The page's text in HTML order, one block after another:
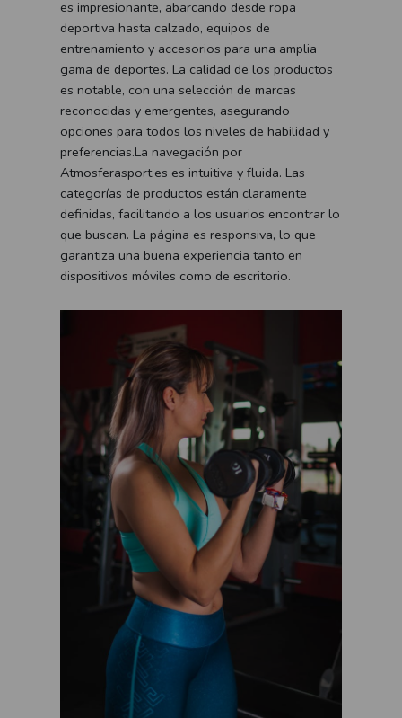
es impresionante, abarcando desde ropa
deportiva hasta calzado, equipos de
entrenamiento y accesorios para una amplia
gama de deportes. La calidad de los productos
es notable, con una selección de marcas
reconocidas y emergentes, asegurando
opciones para todos los niveles de habilidad y
preferencias.La navegación por
Atmosferasport.es es intuitiva y fluida. Las
categorías de productos están claramente
definidas, facilitando a los usuarios encontrar lo
que buscan. La página es responsiva, lo que
garantiza una buena experiencia tanto en
dispositivos móviles como de escritorio.